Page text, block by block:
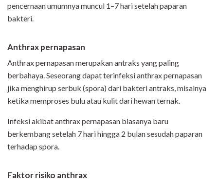
pencernaan umumnya muncul 1–7 hari setelah paparan
bakteri.
Anthraxpernapasan
Anthrax pernapasan merupakan antraks yang paling
berbahaya. Seseorang dapat terinfeksi anthrax pernapasan
jika menghirup serbuk (spora) dari bakteri antraks, misalnya
ketika memproses bulu atau kulit dari hewan ternak.
Infeksi akibat anthrax pernapasan biasanya baru
berkembang setelah 7 hari hingga 2 bulan sesudah paparan
terhadap spora.
Faktor risiko anthrax